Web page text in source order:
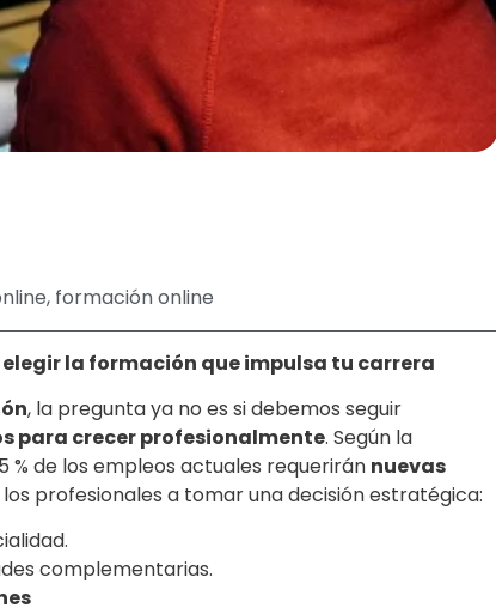
, formación online
la formación que impulsa tu carrera
, la pregunta ya no es si debemos seguir
para crecer profesionalmente. Según la
% de los empleos actuales requerirán nuevas
los profesionales a tomar una decisión estratégica:
complementarias.